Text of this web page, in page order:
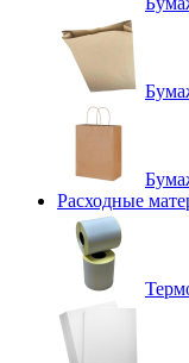
Расходные